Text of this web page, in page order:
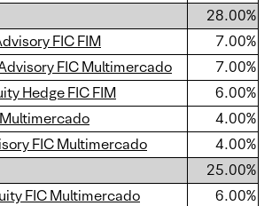
28.00%
FIC FIM
7.00%
FIC Multimercado
7.00%
Hedge FIC FIM
6.00%
4.00%
FIC Multimercado
4.00%
25.00%
FIC Multimercado
6.00%